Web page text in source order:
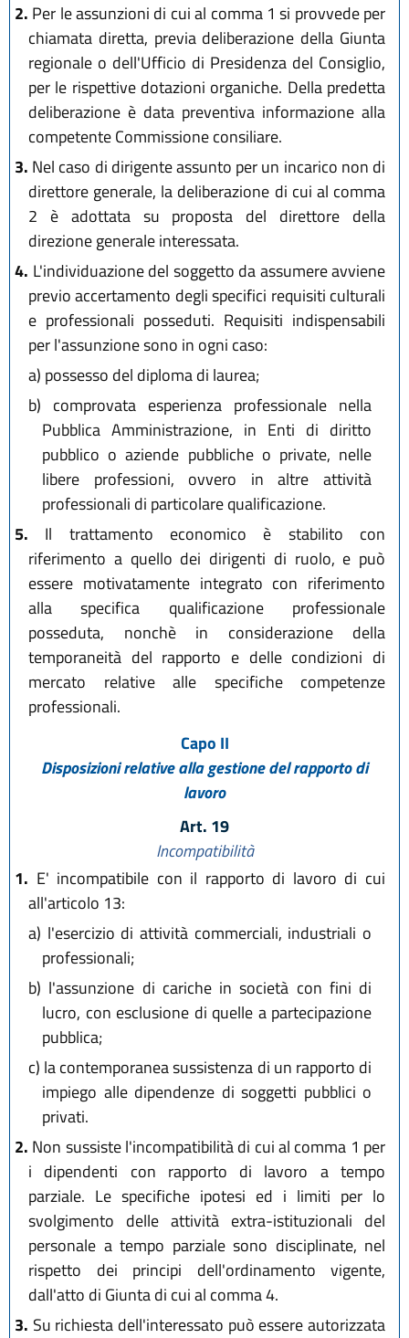
2. Per le assunzioni di cui al comma 1 si provvede per
chiamata diretta, previa deliberazione della Giunta
regionale o dell'Ufficio di Presidenza del Consiglio,
per le rispettive dotazioni organiche. Della predetta
deliberazione è data preventiva informazione alla
competente Commissione consiliare.
3. Nel caso di dirigente assunto per un incarico non di
direttore generale, la deliberazione di cui al comma
2 è adottata su proposta del direttore della
direzione generale interessata.
4. L'individuazione del soggetto da assumere avviene
previo accertamento degli specifici requisiti culturali
e professionali posseduti. Requisiti indispensabili
per l'assunzione sono in ogni caso:
a) possesso del diploma di laurea;
b) comprovata esperienza professionale nella
Pubblica Amministrazione, in Enti di diritto
pubblico o aziende pubbliche o private, nelle
libere professioni, ovvero in altre attività
professionali di particolare qualificazione.
5. Il trattamento economico è stabilito con
riferimento a quello dei dirigenti di ruolo, e può
essere motivatamente integrato con riferimento
alla specifica qualificazione professionale
posseduta, nonchè in considerazione della
temporaneità del rapporto e delle condizioni di
mercato relative alle specifiche competenze
professionali.
Capo II
Disposizioni relative alla gestione del rapporto di
lavoro
Art. 19
Incompatibilità
1. E' incompatibile con il rapporto di lavoro di cui
all'articolo 13:
a) l'esercizio di attività commerciali, industriali o
professionali;
b) l'assunzione di cariche in società con fini di
lucro, con esclusione di quelle a partecipazione
pubblica;
c) la contemporanea sussistenza di un rapporto di
impiego alle dipendenze di soggetti pubblici o
privati.
2. Non sussiste l'incompatibilità di cui al comma 1 per
i dipendenti con rapporto di lavoro a tempo
parziale. Le specifiche ipotesi ed i limiti per lo
svolgimento delle attività extra-istituzionali del
personale a tempo parziale sono disciplinate, nel
rispetto dei principi dell'ordinamento vigente,
dall'atto di Giunta di cui al comma 4.
3. Su richiesta dell'interessato può essere autorizzata